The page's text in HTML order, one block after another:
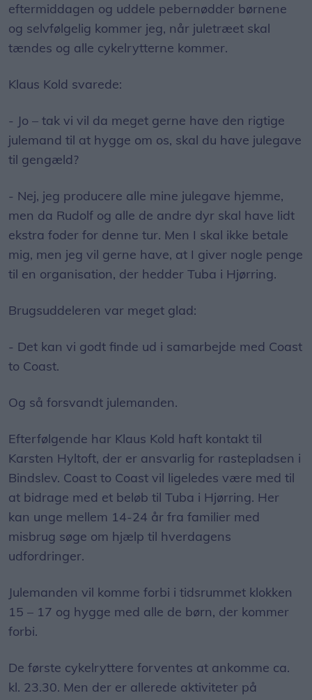
eftermiddagen og uddele pebernødder børnene
og selvfølgelig kommer jeg, når juletræet skal
tændes og alle cykelrytterne kommer.
Klaus Kold svarede:
- Jo – tak vi vil da meget gerne have den rigtige
julemand til at hygge om os, skal du have julegave
til gengæld?
- Nej, jeg producere alle mine julegave hjemme,
men da Rudolf og alle de andre dyr skal have lidt
ekstra foder for denne tur. Men I skal ikke betale
mig, men jeg vil gerne have, at I giver nogle penge
til en organisation, der hedder Tuba i Hjørring.
Brugsuddeleren var meget glad:
- Det kan vi godt finde ud i samarbejde med Coast
to Coast.
Og så forsvandt julemanden.
Efterfølgende har Klaus Kold haft kontakt til
Karsten Hyltoft, der er ansvarlig for rastepladsen i
Bindslev. Coast to Coast vil ligeledes være med til
at bidrage med et beløb til Tuba i Hjørring. Her
kan unge mellem 14-24 år fra familier med
misbrug søge om hjælp til hverdagens
udfordringer.
Julemanden vil komme forbi i tidsrummet klokken
15 – 17 og hygge med alle de børn, der kommer
forbi.
De første cykelryttere forventes at ankomme ca.
kl. 23.30. Men der er allerede aktiviteter på